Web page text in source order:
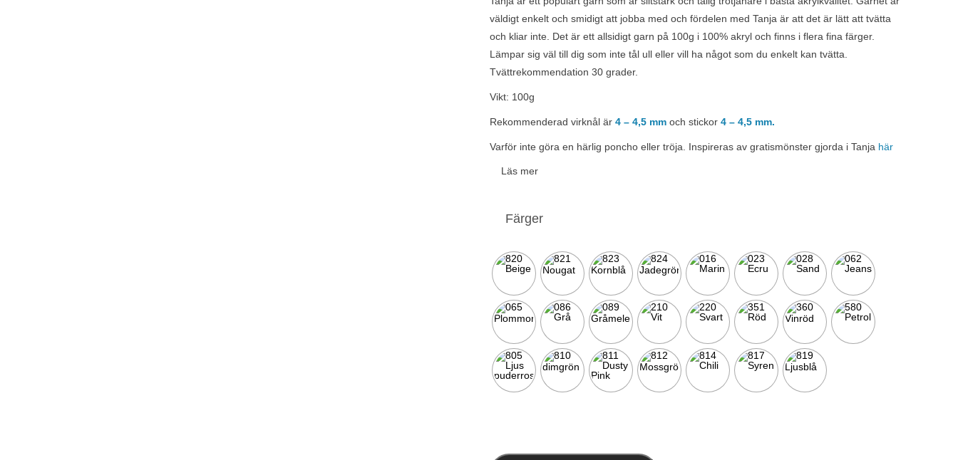
på
kundrecensioner
väldigt enkelt och smidigt att jobba med och fördelen med Tanja är att det är lätt att tvätta
och kliar inte. Det är ett allsidigt garn på 100g i 100% akryl och finns i flera fina färger.
Lämpar sig väl till dig som inte tål ull eller vill ha något som du enkelt kan tvätta.
Tvättrekommendation 30 grader.
Vikt: 100g
Rekommenderad virknål är 4 – 4,5 mm och stickor 4 – 4,5 mm.
Varför inte göra en härlig poncho eller tröja. Inspireras av gratismönster gjorda i Tanja här
Läs mer
Färger
Tanja